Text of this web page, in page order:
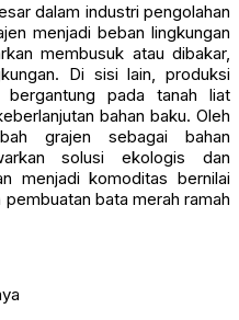
dalam industri pengolahan
menjadi beban lingkungan
membusuk atau dibakar,
Di sisi lain, produksi
pada tanah liat
bahan baku. Oleh
grajen sebagai bahan
solusi ekologis dan
menjadi komoditas bernilai
bata merah ramah